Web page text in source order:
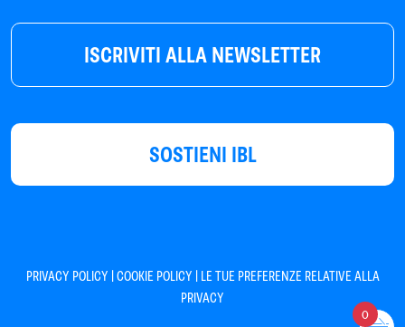
ISCRIVITI ALLA NEWSLETTER
SOSTIENI IBL
PRIVACY POLICY |COOKIE POLICY | LE TUE PREFERENZE RELATIVE ALLA
PRIVACY
0